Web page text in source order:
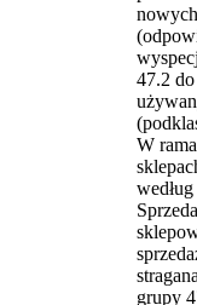
47.2
W
grupy